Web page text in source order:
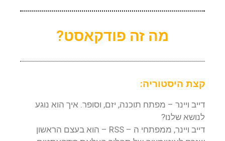
מה זה פודקאסט?
קצת היסטוריה:
דייב ויינר – מפתח תוכנה, יזם, וסופר. איך הוא נוגע
לנושא שלנו?
דייב ויינר, ממפתחי ה – RSS – הוא בעצם הראשון